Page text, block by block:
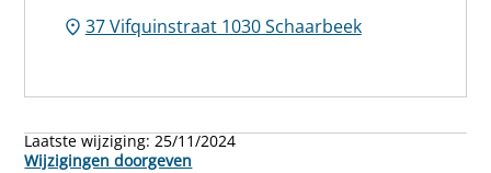
37 Vifquinstraat 1030 Schaarbeek
Laatste wijziging:25/11/2024
Wijzigingen doorgeven